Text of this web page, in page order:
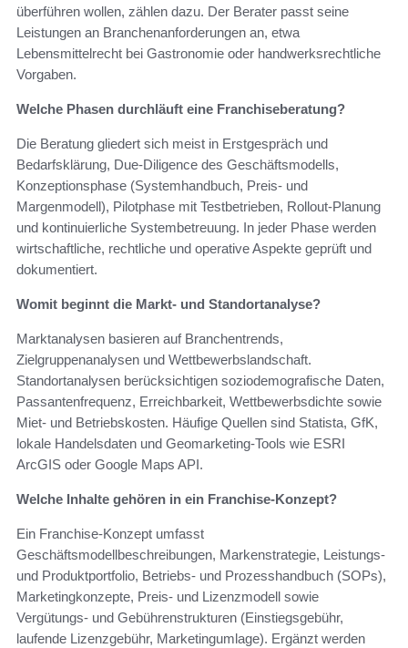
überführen wollen, zählen dazu. Der Berater passt seine
Leistungen an Branchenanforderungen an, etwa
Lebensmittelrecht bei Gastronomie oder handwerksrechtliche
Vorgaben.
Welche Phasen durchläuft eine Franchiseberatung?
Die Beratung gliedert sich meist in Erstgespräch und
Bedarfsklärung, Due‑Diligence des Geschäftsmodells,
Konzeptionsphase (Systemhandbuch, Preis‑ und
Margenmodell), Pilotphase mit Testbetrieben, Rollout‑Planung
und kontinuierliche Systembetreuung. In jeder Phase werden
wirtschaftliche, rechtliche und operative Aspekte geprüft und
dokumentiert.
Womit beginnt die Markt‑ und Standortanalyse?
Marktanalysen basieren auf Branchentrends,
Zielgruppenanalysen und Wettbewerbslandschaft.
Standortanalysen berücksichtigen soziodemografische Daten,
Passantenfrequenz, Erreichbarkeit, Wettbewerbsdichte sowie
Miet‑ und Betriebskosten. Häufige Quellen sind Statista, GfK,
lokale Handelsdaten und Geomarketing‑Tools wie ESRI
ArcGIS oder Google Maps API.
Welche Inhalte gehören in ein Franchise‑Konzept?
Ein Franchise‑Konzept umfasst
Geschäftsmodellbeschreibungen, Markenstrategie, Leistungs‑
und Produktportfolio, Betriebs‑ und Prozesshandbuch (SOPs),
Marketingkonzepte, Preis‑ und Lizenzmodell sowie
Vergütungs‑ und Gebührenstrukturen (Einstiegsgebühr,
laufende Lizenzgebühr, Marketingumlage). Ergänzt werden